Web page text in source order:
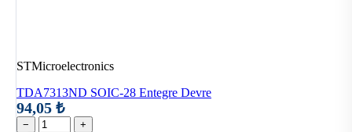
STMicroelectronics
TDA7313ND SOIC-28 Entegre Devre
94,05 ₺
− +